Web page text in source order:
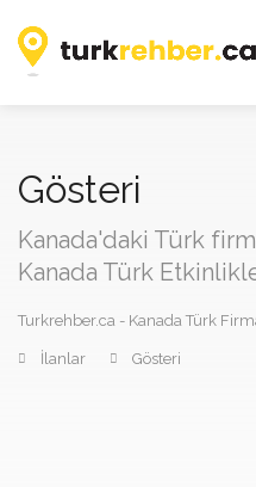
Gösteri
Kanada'daki Türk
Kanada Türk
Turkrehber.ca - Kanada Türk
İlanlar Gösteri